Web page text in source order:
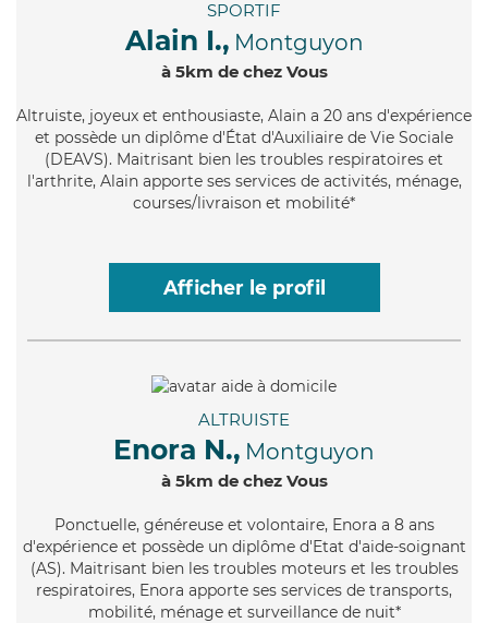
SPORTIF
Alain I., Montguyon
à 5km de chez Vous
Altruiste, joyeux et enthousiaste, Alain a 20 ans d'expérience
et possède un diplôme d'État d'Auxiliaire de Vie Sociale
(DEAVS). Maitrisant bien les troubles respiratoires et
l'arthrite, Alain apporte ses services de activités, ménage,
courses/livraison et mobilité*
Afficher le profil
ALTRUISTE
Enora N., Montguyon
à 5km de chez Vous
Ponctuelle, généreuse et volontaire, Enora a 8 ans
d'expérience et possède un diplôme d'Etat d'aide-soignant
(AS). Maitrisant bien les troubles moteurs et les troubles
respiratoires, Enora apporte ses services de transports,
mobilité, ménage et surveillance de nuit*